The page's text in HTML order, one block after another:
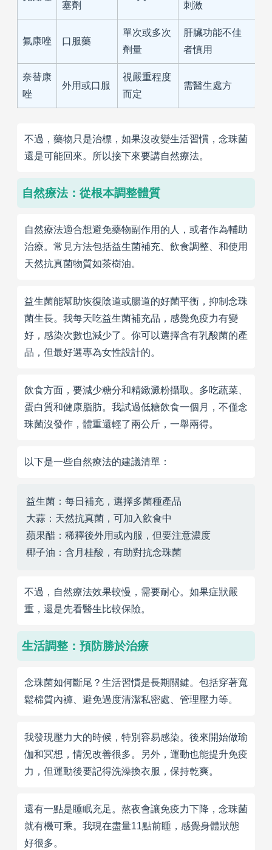
塞劑
刺激
氟康唑 口服藥
單次或多次
劑量
肝臟功能不佳
者慎用
奈替康
唑
外用或口服
視嚴重程度
而定
需醫生處方
不過，藥物只是治標，如果沒改變生活習慣，念珠菌
還是可能回來。所以接下來要講自然療法。
自然療法：從根本調整體質
自然療法適合想避免藥物副作用的人，或者作為輔助
治療。常見方法包括益生菌補充、飲食調整、和使用
天然抗真菌物質如茶樹油。
益生菌能幫助恢復陰道或腸道的好菌平衡，抑制念珠
菌生長。我每天吃益生菌補充品，感覺免疫力有變
好，感染次數也減少了。你可以選擇含有乳酸菌的產
品，但最好選專為女性設計的。
飲食方面，要減少糖分和精緻澱粉攝取。多吃蔬菜、
蛋白質和健康脂肪。我試過低糖飲食一個月，不僅念
珠菌沒發作，體重還輕了兩公斤，一舉兩得。
以下是一些自然療法的建議清單：
益生菌：每日補充，選擇多菌種產品
大蒜：天然抗真菌，可加入飲食中
蘋果醋：稀釋後外用或內服，但要注意濃度
椰子油：含月桂酸，有助對抗念珠菌
不過，自然療法效果較慢，需要耐心。如果症狀嚴
重，還是先看醫生比較保險。
生活調整：預防勝於治療
念珠菌如何斷尾？生活習慣是長期關鍵。包括穿著寬
鬆棉質內褲、避免過度清潔私密處、管理壓力等。
我發現壓力大的時候，特別容易感染。後來開始做瑜
伽和冥想，情況改善很多。另外，運動也能提升免疫
力，但運動後要記得洗澡換衣服，保持乾爽。
還有一點是睡眠充足。熬夜會讓免疫力下降，念珠菌
就有機可乘。我現在盡量11點前睡，感覺身體狀態
好很多。